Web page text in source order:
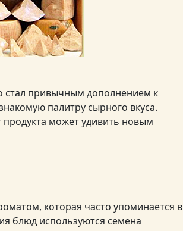
стал привычным дополнением к
палитру сырного вкуса.
может удивить новым
которая часто упоминается в
блюд используются семена